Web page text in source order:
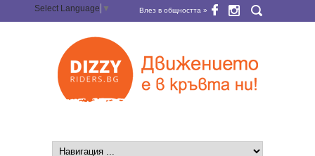
Select Language ▼ Влез в общността »